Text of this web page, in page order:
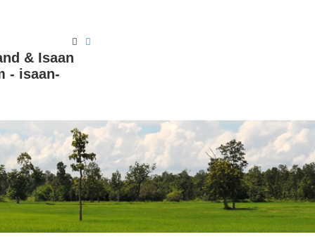
Suche
& Isaan
- isaan-